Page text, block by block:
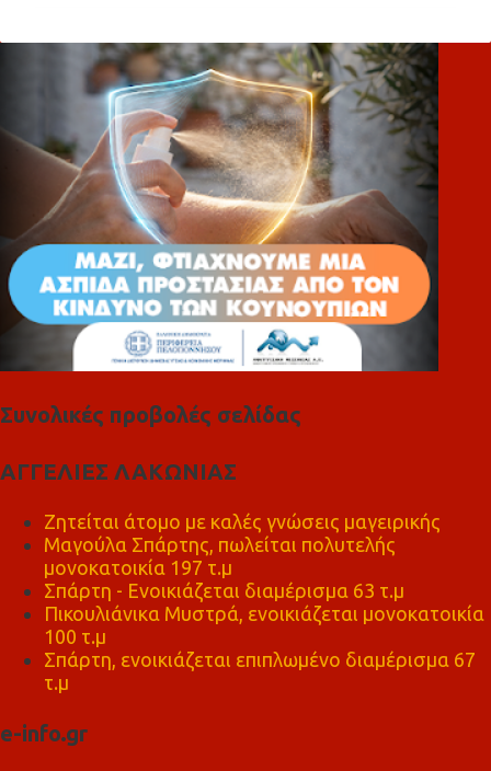
λ
Συνολικές προβολές σελίδας
ΑΓΓΕΛΙΕΣ ΛΑΚΩΝΙΑΣ
Ζητείται άτομο με καλές γνώσεις μαγειρικής
Μαγούλα Σπάρτης, πωλείται πολυτελής
μονοκατοικία 197 τ.μ
Σπάρτη - Ενοικιάζεται διαμέρισμα 63 τ.μ
Πικουλιάνικα Μυστρά, ενοικιάζεται μονοκατοικία
100 τ.μ
Σπάρτη, ενοικιάζεται επιπλωμένο διαμέρισμα 67
τ.μ
e-info.gr